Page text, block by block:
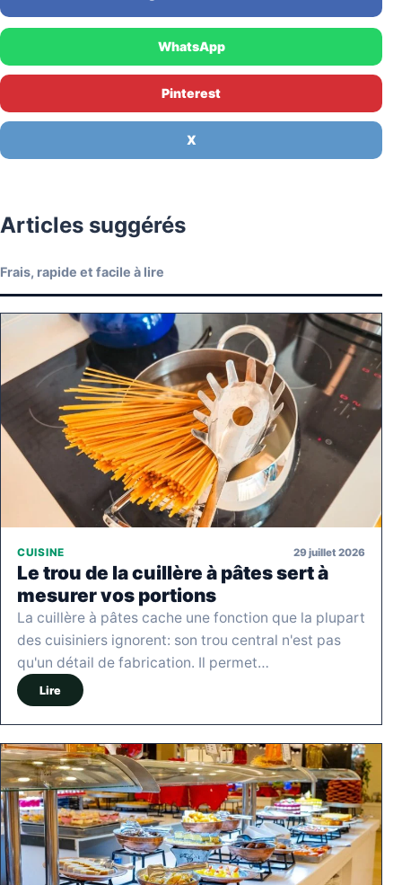
WhatsApp
Pinterest
X
Articles suggérés
Frais, rapide et facile à lire
CUISINE 29 juillet 2026
Le trou de la cuillère à pâtes sert à
mesurer vos portions
La cuillère à pâtes cache une fonction que la plupart
des cuisiniers ignorent: son trou central n'est pas
qu'un détail de fabrication. Il permet…
Lire